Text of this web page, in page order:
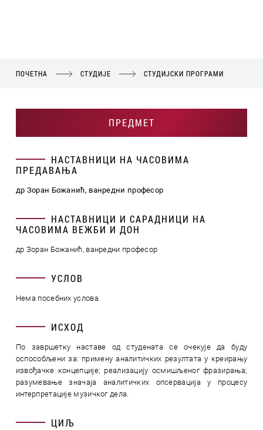
ПОЧЕТНА СТУДИЈЕ СТУДИЈСКИ ПРОГРАМИ
ПРЕДМЕТ
НАСТАВНИЦИ НА ЧАСОВИМА
ПРЕДАВАЊА
др Зоран Божанић, ванредни професор
НАСТАВНИЦИ И САРАДНИЦИ НА
ЧАСОВИМА ВЕЖБИ И ДОН
др Зоран Божанић, ванредни професор
УСЛОВ
Нема посебних услова
ИСХОД
По завршетку наставе од студената се очекује да буду
оспособљени за: примену аналитичких резултата у креирању
извођачке концепције; реализацију осмишљеног фразирања;
разумевање значаја аналитичких опсервација у процесу
интерпретације музичког дела.
ЦИЉ